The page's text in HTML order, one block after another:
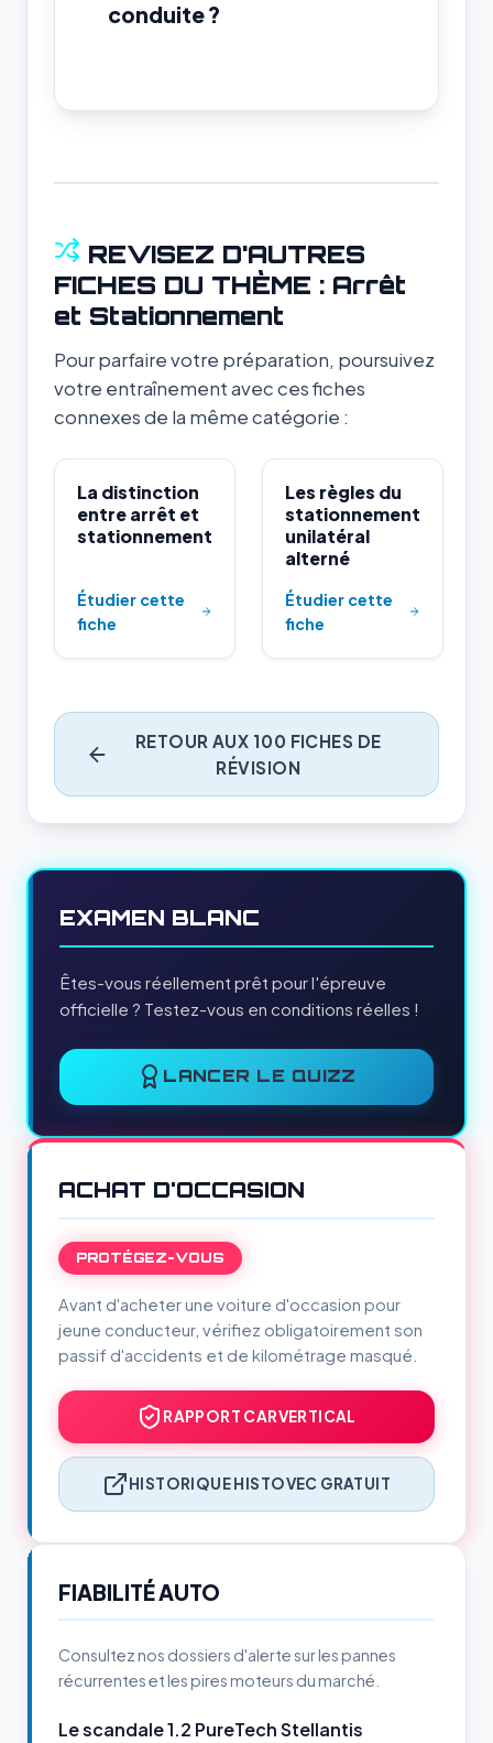
conduite ?
REVISEZ D'AUTRES
FICHES DU THÈME : Arrêt
et Stationnement
Pour parfaire votre préparation, poursuivez
votre entraînement avec ces fiches
connexes de la même catégorie :
La distinction
entre arrêt et
stationnement
Étudier cette
fiche
Les règles du
stationnement
unilatéral
alterné
Étudier cette
fiche
RETOUR AUX 100 FICHES DE
RÉVISION
EXAMEN BLANC
Êtes-vous réellement prêt pour l'épreuve
officielle ? Testez-vous en conditions réelles !
LANCER LE QUIZZ
ACHAT D'OCCASION
PROTÉGEZ-VOUS
Avant d'acheter une voiture d'occasion pour
jeune conducteur, vérifiez obligatoirement son
passif d'accidents et de kilométrage masqué.
RAPPORT CARVERTICAL
HISTORIQUE HISTOVEC GRATUIT
FIABILITÉ AUTO
Consultez nos dossiers d'alerte sur les pannes
récurrentes et les pires moteurs du marché.
Le scandale 1.2 PureTech Stellantis